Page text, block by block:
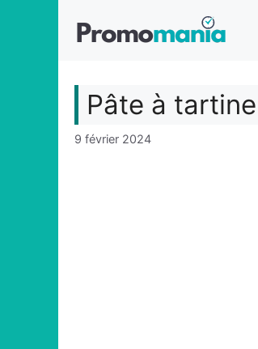
Pâte à
9 février 2024